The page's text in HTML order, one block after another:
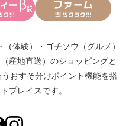
（体験） ・ ゴチソウ（グルメ）
産地直送） のショッピングと
おすそ分けポイント機能を搭
プレイスです。